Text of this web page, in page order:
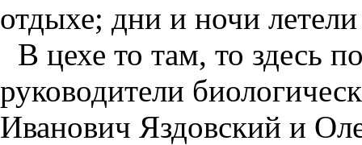
отдыхе; дни и ночи
В цехе то там, то здесь
руководители
Иванович Яздовский и